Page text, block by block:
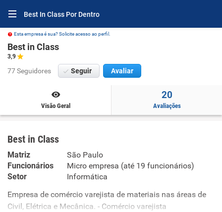
Best In Class Por Dentro
Esta empresa é sua? Solicite acesso ao perfil.
Best in Class
3,9
77 Seguidores Seguir Avaliar
Visão Geral
20
Avaliações
Best in Class
Matriz
São Paulo
Funcionários
Micro empresa (até 19 funcionários)
Setor
Informática
Empresa de comércio varejista de materiais nas áreas de
Civil, Elétrica e Mecânica. - Comércio varejista